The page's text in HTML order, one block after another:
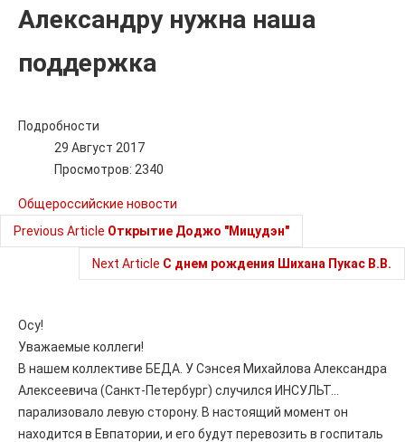
Александру нужна наша
поддержка
Подробности
29 Август 2017
Просмотров: 2340
Общероссийские новости
Previous Article Открытие Доджо "Мицудэн"
Next Article С днем рождения Шихана Пукас В.В.
Осу!
Уважаемые коллеги!
В нашем коллективе БЕДА. У Сэнсея Михайлова Александра
Алексеевича (Санкт-Петербург) случился ИНСУЛЬТ...
парализовало левую сторону. В настоящий момент он
находится в Евпатории, и его будут перевозить в госпиталь